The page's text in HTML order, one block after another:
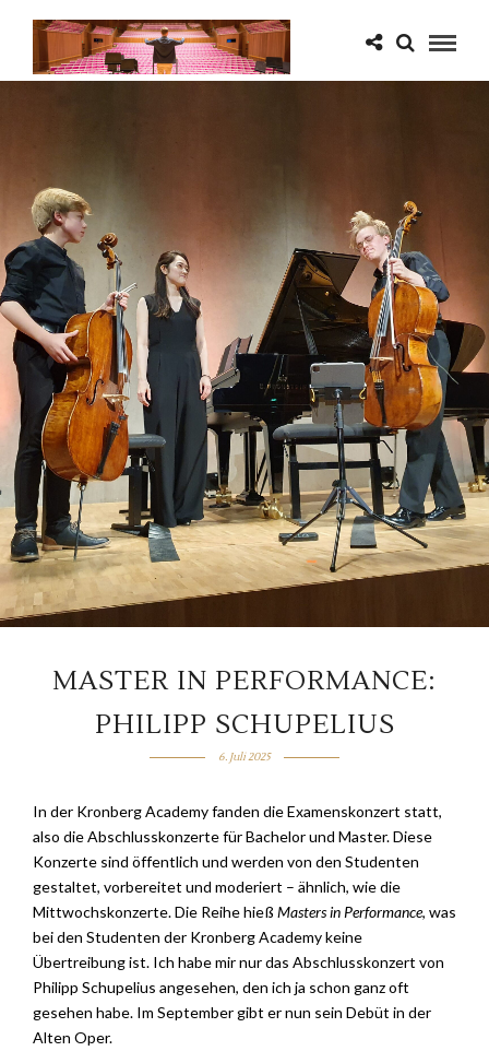
MASTER IN PERFORMANCE:
PHILIPP SCHUPELIUS
6. Juli 2025
In der Kronberg Academy fanden die Examenskonzert statt,
also die Abschlusskonzerte für Bachelor und Master. Diese
Konzerte sind öffentlich und werden von den Studenten
gestaltet, vorbereitet und moderiert – ähnlich, wie die
Mittwochskonzerte. Die Reihe hieß Masters in Performance, was
bei den Studenten der Kronberg Academy keine
Übertreibung ist. Ich habe mir nur das Abschlusskonzert von
Philipp Schupelius angesehen, den ich ja schon ganz oft
gesehen habe. Im September gibt er nun sein Debüt in der
Alten Oper.